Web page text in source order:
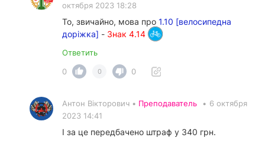
октября 2023 18:28
То, звичайно, мова про 1.10 [велосипедна
доріжка] - Знак 4.14
Ответить
0
0 0
Антон Вікторович • Преподаватель • 6 октября
2023 14:41
І за це передбачено штраф у 340 грн.